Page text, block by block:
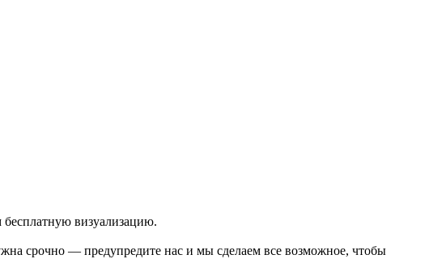
визуализацию.
срочно — предупредите нас и мы сделаем все возможное, чтобы